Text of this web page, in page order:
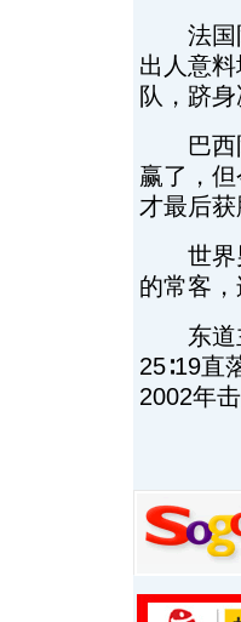
法国队
出人意
队，跻身
巴西队
赢了，
才最后获
世界男
的常客，
东道主
25∶19直
2002年